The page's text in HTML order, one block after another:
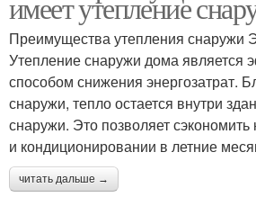
Преимущества утепления снаружи
Утепление снаружи дома является
способом снижения энергозатрат.
снаружи, тепло остается внутри
снаружи. Это позволяет
и кондиционировании в летние
читать дальше →